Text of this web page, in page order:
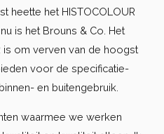
heette het HISTOCOLOUR
is het Brouns & Co. Het
is om verven van de hoogst
voor de specificatie-
en buitengebruik.
waarmee we werken